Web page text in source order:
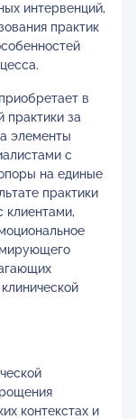
интервенций,
практик
в
практики за
элементы
с
на единые
практики
клиентами,
контекстах и